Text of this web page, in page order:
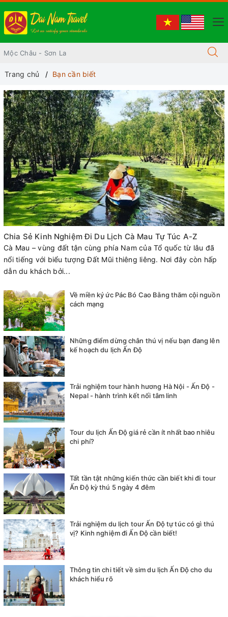
Trang chủ Bạn cần biết
Chia Sẻ Kinh Nghiệm Đi Du Lịch Cà Mau Tự Túc A-Z
Cà Mau – vùng đất tận cùng phía Nam của Tổ quốc từ lâu đã
nổi tiếng với biểu tượng Đất Mũi thiêng liêng. Nơi đây còn hấp
dẫn du khách bởi...
Về miền ký ức Pác Bó Cao Bằng thăm cội nguồn
cách mạng
Những điểm dừng chân thú vị nếu bạn đang lên
kế hoạch du lịch Ấn Độ
Trải nghiệm tour hành hương Hà Nội - Ấn Độ -
Nepal - hành trình kết nối tâm linh
Tour du lịch Ấn Độ giá rẻ cần ít nhất bao nhiêu
chi phí?
Tất tần tật những kiến thức cần biết khi đi tour
Ấn Độ kỳ thú 5 ngày 4 đêm
Trải nghiệm du lịch tour Ấn Độ tự túc có gì thú
vị? Kinh nghiệm đi Ấn Độ cần biết!
Thông tin chi tiết về sim du lịch Ấn Độ cho du
khách hiểu rõ